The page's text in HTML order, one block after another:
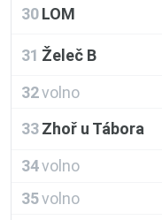
30 LOM
31 Želeč B
32volno
33 Zhoř u Tábora
34volno
35volno